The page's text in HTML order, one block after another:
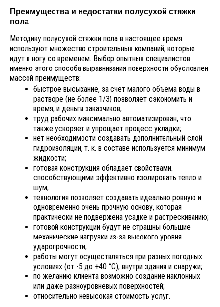
Преимущества и недостатки полусухой стяжки
пола
Методику полусухой стяжки пола в настоящее время
используют множество строительных компаний, которые
идут в ногу со временем. Выбор опытных специалистов
именно этого способа выравнивания поверхности обусловлен
массой преимуществ:
быстрое высыхание, за счет малого объема воды в
растворе (не более 1/3) позволяет сэкономить и
время, и деньги заказчиков;
труд рабочих максимально автоматизирован, что
также ускоряет и упрощает процесс укладки;
нет необходимости создавать дополнительный слой
гидроизоляции, т. к. в составе используется минимум
жидкости;
готовая конструкция обладает свойствами,
способствующими эффективно изолировать тепло и
шум;
технология позволяет создавать идеально ровную и
одновременно очень прочную основу, которая
практически не подвержена усадке и растрескиванию;
готовой конструкции будут не страшны большие
механические нагрузки из-за высокого уровня
ударопрочности;
работы могут осуществляться при разных погодных
условиях (от -5 до +40 °С), внутри здания и снаружи;
по желанию клиента возможно создание наклонных
или даже разноуровневых поверхностей;
относительно невысокая стоимость услуг.